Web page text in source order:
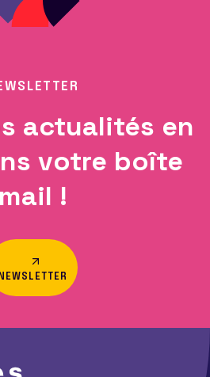
actualités en
votre boîte
mail !
NEWSLETTER